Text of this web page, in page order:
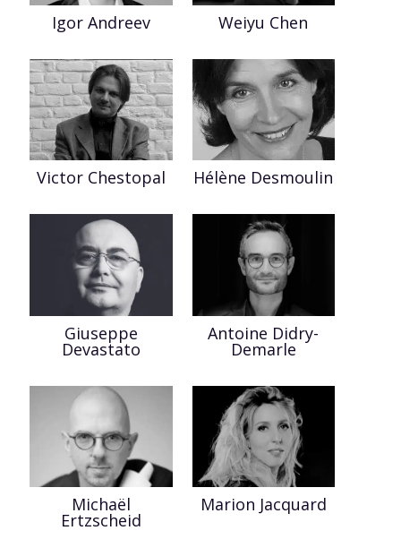
Igor Andreev Weiyu Chen
Victor Chestopal Hélène Desmoulin
Giuseppe
Devastato
Antoine Didry-
Demarle
Michaël
Ertzscheid
Marion Jacquard